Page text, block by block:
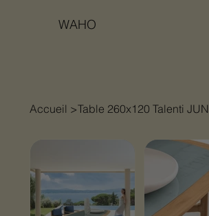
WAHO
Accueil >Table 260x120 Talenti JUN